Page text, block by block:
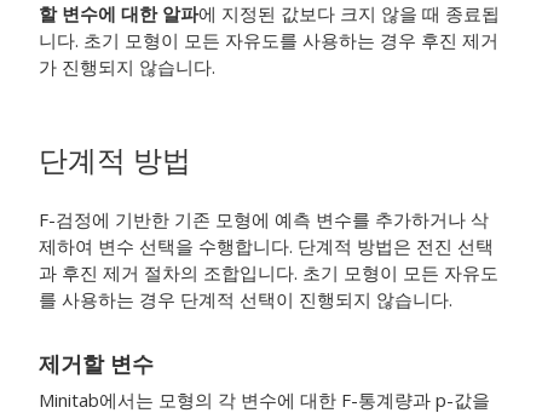
할 변수에 대한 알파에 지정된 값보다 크지 않을 때 종료됩
니다. 초기 모형이 모든 자유도를 사용하는 경우 후진 제거
가 진행되지 않습니다.
단계적 방법
F-검정에 기반한 기존 모형에 예측 변수를 추가하거나 삭
제하여 변수 선택을 수행합니다. 단계적 방법은 전진 선택
과 후진 제거 절차의 조합입니다. 초기 모형이 모든 자유도
를 사용하는 경우 단계적 선택이 진행되지 않습니다.
제거할 변수
Minitab에서는 모형의 각 변수에 대한 F-통계량과 p-값을